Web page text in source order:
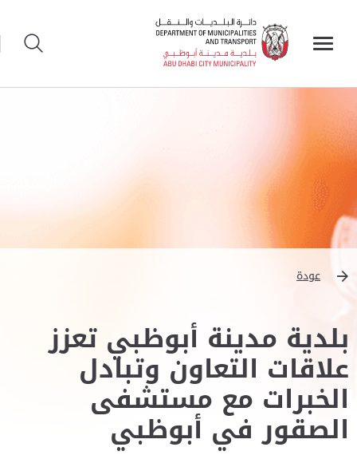
عودة
بلدية مدينة أبوظبي تعزز
علاقات التعاون وتبادل
الخبرات مع مستشفى
الصقور في أبوظبي